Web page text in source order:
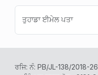
ਰਜਿ: ਨੰ: PB/JL-138/2018-